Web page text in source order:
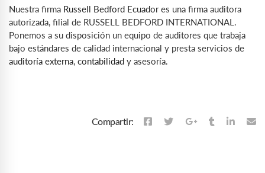
Nuestra firma Russell Bedford Ecuadores una firma auditora
autorizada, filial de RUSSELL BEDFORD INTERNATIONAL.
Ponemos a su disposición un equipo de auditores que trabaja
bajo estándares de calidad internacional y presta servicios de
auditoría externa, contabilidad y asesoría.
Compartir: